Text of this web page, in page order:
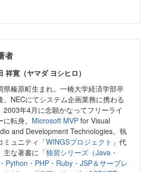
者
祥寛（ヤマダ ヨシヒロ）
県榛原町生まれ。一橋大学経済学部卒
、NECにてシステム企画業務に携わる
2003年4月に念願かなってフリーライ
に転身。 Microsoft MVP for Visual
and Development Technologies。執
ミュニティ「WINGSプロジェクト 」代
主な著書に「独習シリーズ（Java・
Python・PHP・Ruby・JSP＆サーブレ